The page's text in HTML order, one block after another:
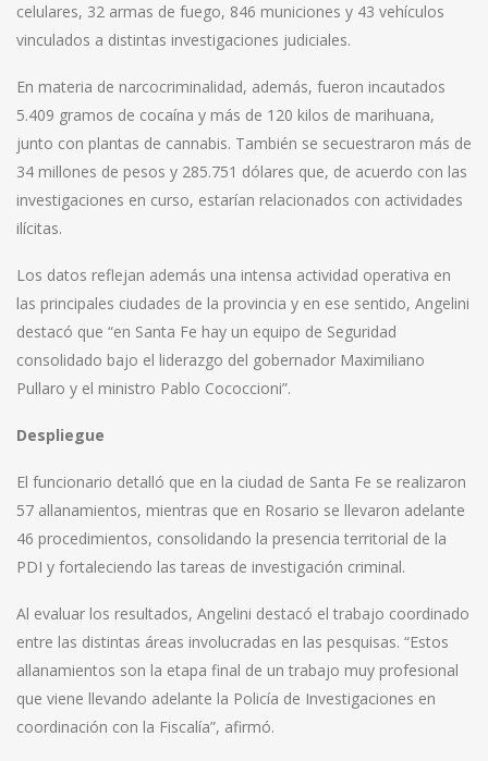
celulares, 32 armas de fuego, 846 municiones y 43 vehículos
vinculados a distintas investigaciones judiciales.
En materia de narcocriminalidad, además, fueron incautados
5.409 gramos de cocaína y más de 120 kilos de marihuana,
junto con plantas de cannabis. También se secuestraron más de
34 millones de pesos y 285.751 dólares que, de acuerdo con las
investigaciones en curso, estarían relacionados con actividades
ilícitas.
Los datos reflejan además una intensa actividad operativa en
las principales ciudades de la provincia y en ese sentido, Angelini
destacó que “en Santa Fe hay un equipo de Seguridad
consolidado bajo el liderazgo del gobernador Maximiliano
Pullaro y el ministro Pablo Cococcioni”.
Despliegue
El funcionario detalló que en la ciudad de Santa Fe se realizaron
57 allanamientos, mientras que en Rosario se llevaron adelante
46 procedimientos, consolidando la presencia territorial de la
PDI y fortaleciendo las tareas de investigación criminal.
Al evaluar los resultados, Angelini destacó el trabajo coordinado
entre las distintas áreas involucradas en las pesquisas. “Estos
allanamientos son la etapa final de un trabajo muy profesional
que viene llevando adelante la Policía de Investigaciones en
coordinación con la Fiscalía”, afirmó.